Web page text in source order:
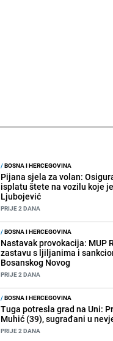
/BOSNA I HERCEGOVINA
Pijana sjela za volan:
isplatu štete na vozilu koje
Ljubojević
PRIJE 2 DANA
/BOSNA I HERCEGOVINA
Nastavak provokacija: MUP
zastavu s ljiljanima i
Bosanskog Novog
PRIJE 2 DANA
/BOSNA I HERCEGOVINA
Tuga potresla grad na Uni:
Muhić (39), sugrađani u
PRIJE 2 DANA